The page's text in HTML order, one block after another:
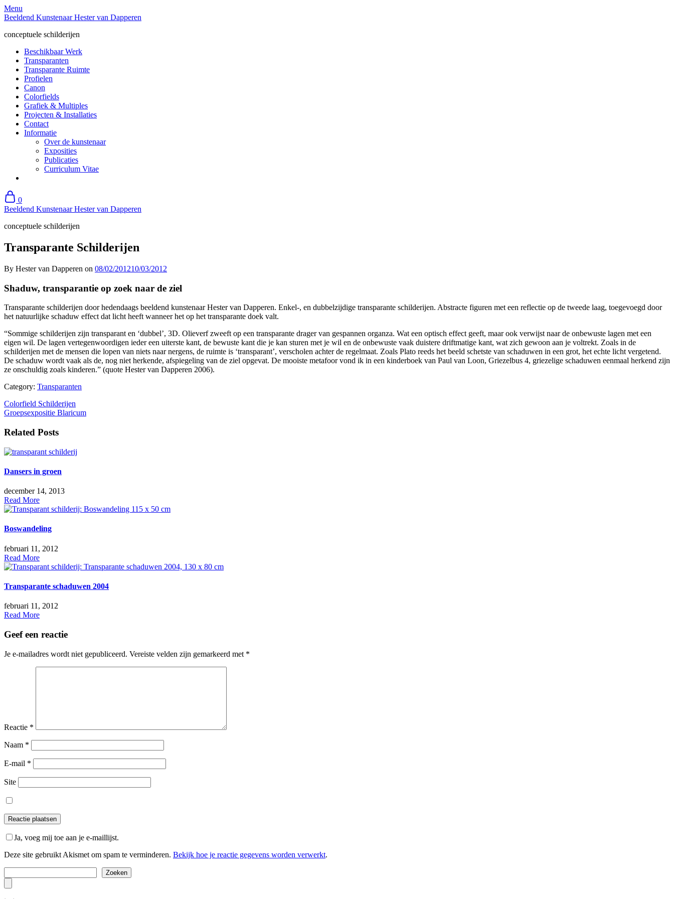
Skip
to
Menu
Beeldend Kunstenaar Hester van Dapperen
conceptuele schilderijen
Beschikbaar Werk
Transparanten
Transparante Ruimte
Profielen
Canon
Colorfields
Grafiek & Multiples
Projecten & Installaties
Contact
Informatie
Over de kunstenaar
Exposities
Publicaties
Curriculum Vitae
0
Beeldend Kunstenaar Hester van Dapperen
conceptuele schilderijen
Transparante Schilderijen
By Hester van Dapperen on 08/02/201210/03/2012
Shaduw, transparantie op zoek naar de ziel
Transparante schilderijen door hedendaags beeldend kunstenaar Hester van Dapperen. Enkel-, en dubbelzijdige transparante schilderijen. Abstracte figuren met een reflectie op de tweede laag, toegevoegd door
het natuurlijke schaduw effect dat licht heeft wanneer het op het transparante doek valt.
“Sommige schilderijen zijn transparant en ‘dubbel’, 3D. Olieverf zweeft op een transparante drager van gespannen organza. Wat een optisch effect geeft, maar ook verwijst naar de onbewuste lagen met een
eigen wil. De lagen vertegenwoordigen ieder een uiterste kant, de bewuste kant die je kan sturen met je wil en de onbewuste vaak duistere driftmatige kant, wat zich gewoon aan je voltrekt. Zoals in de
schilderijen met de mensen die lopen van niets naar nergens, de ruimte is ‘transparant’, verscholen achter de regelmaat. Zoals Plato reeds het beeld schetste van schaduwen in een grot, het echte licht vergetend.
De schaduw wordt vaak als de, nog niet herkende, afspiegeling van de ziel opgevat. De mooiste metafoor vond ik in een kinderboek van Paul van Loon, Griezelbus 4, griezelige schaduwen eenmaal herkend zijn
ze onschuldig zoals kinderen.” (quote Hester van Dapperen 2006).
Category: Transparanten
Bericht
navigatie
Colorfield Schilderijen
Groepsexpositie Blaricum
Related Posts
Dansers in groen
december 14, 2013
Read More
Boswandeling
februari 11, 2012
Read More
Transparante schaduwen 2004
februari 11, 2012
Read More
Geef een reactie
Je e-mailadres wordt niet gepubliceerd. Vereiste velden zijn gemarkeerd met *
Reactie *
Naam *
E-mail *
Site
Ja, voeg mij toe aan je e-maillijst.
Deze site gebruikt Akismet om spam te verminderen. Bekijk hoe je reactie gegevens worden verwerkt.
Zoeken